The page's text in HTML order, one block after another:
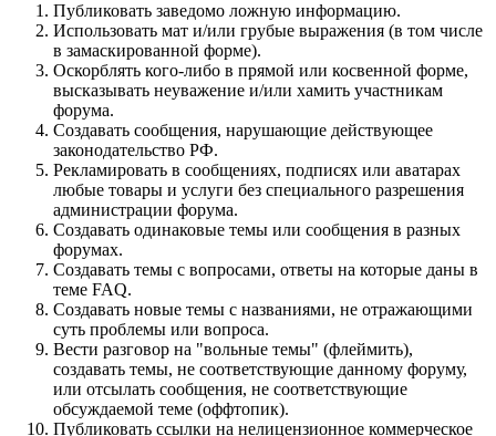
Публиковать заведомо ложнyю инфоpмацию.
Использовать мат и/или грубые выражения (в том числе
в замаскированной форме).
Оскорблять кого-либо в прямой или косвенной форме,
высказывать неуважение и/или хамить участникам
форума.
Создавать сообщения, наpyшающие действyющее
законодательство РФ.
Рекламировать в сообщениях, подписях или аватарах
любые товары и услуги без специального разрешения
администрации форума.
Создавать одинаковые темы или сообщения в разных
форумах.
Создавать темы с вопросами, ответы на которые даны в
теме FAQ.
Создавать новые темы с названиями, не отражающими
суть проблемы или вопроса.
Вести разговор на "вольные темы" (флеймить),
создавать темы, не соответствующие данному форуму,
или отсылать сообщения, не соответствующие
обсуждаемой теме (оффтопик).
Публиковать ссылки на нелицензионное коммерческое